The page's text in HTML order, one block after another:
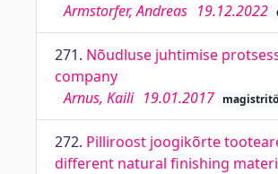
Armstorfer, Andreas 19.12.2022
271. Nõudluse juhtimise
company
Arnus, Kaili 19.01.2017
272. Pilliroost joogikõrte
different natural finishing